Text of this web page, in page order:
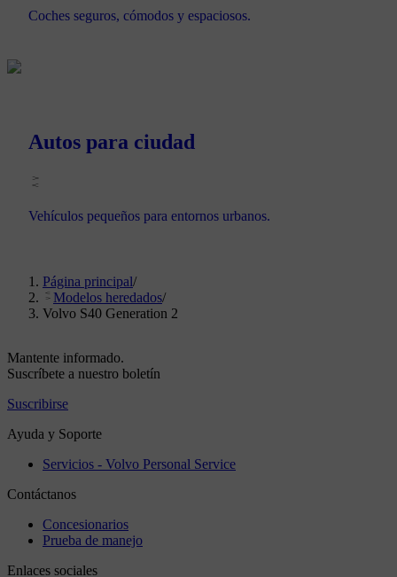
Coches seguros, cómodos y espaciosos.
Autos para ciudad
Vehículos pequeños para entornos urbanos.
Página principal/
Modelos heredados/
Volvo S40 Generation 2